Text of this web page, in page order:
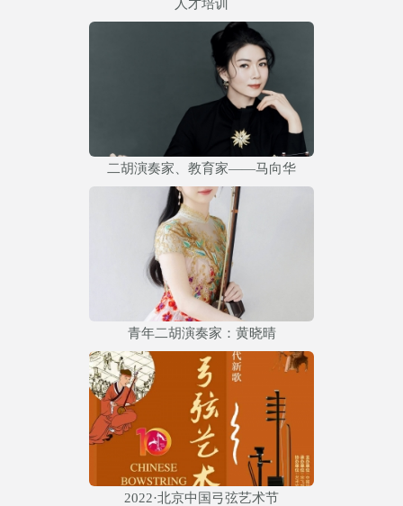
人才培训
二胡演奏家、教育家——马向华
青年二胡演奏家：黄晓晴
2022·北京中国弓弦艺术节